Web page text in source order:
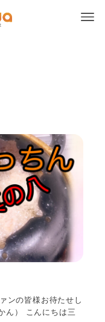
ンの皆様お待たせし
ん） こんにちは三